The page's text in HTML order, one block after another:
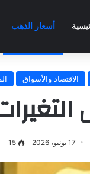
أسعار الذهب
الاقتصاد والأسواق
17 يونيو، 2026 15